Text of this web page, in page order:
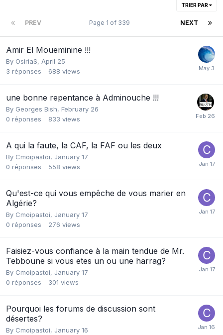
TRIER PAR
PREV NEXT
Page 1 of 339
Amir El Moueminine !!!
By OsiriaS, April 25
3 réponses 688 views
une bonne repentance à Adminouche !!!
By Georges Bish, February 26
0 réponses 833 views
A qui la faute, la CAF, la FAF ou les deux
By Cmoipastoi, January 17
0 réponses 558 views
Qu'est-ce qui vous empêche de vous marier en
Algérie?
By Cmoipastoi, January 17
0 réponses 276 views
Faisiez-vous confiance à la main tendue de Mr.
Tebboune si vous etes un ou une harrag?
By Cmoipastoi, January 17
0 réponses 301 views
Pourquoi les forums de discussion sont
désertes?
By Cmoipastoi, January 16